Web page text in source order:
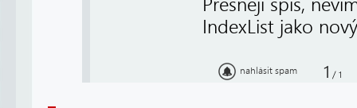
Přesněji spíš,
IndexList jako
nahlásit spam 1 / 1